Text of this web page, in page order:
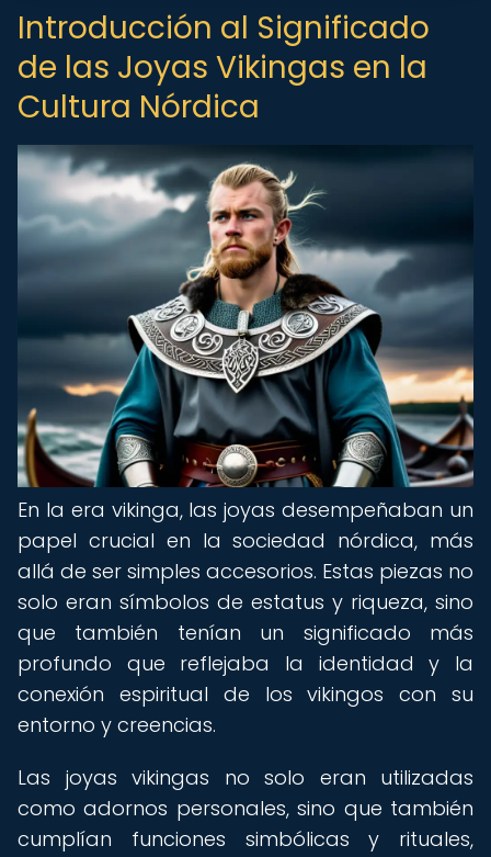
Introducción al Significado
de las Joyas Vikingas en la
Cultura Nórdica
En la era vikinga, las joyas desempeñaban un
papel crucial en la sociedad nórdica, más
allá de ser simples accesorios. Estas piezas no
solo eran símbolos de estatus y riqueza, sino
que también tenían un significado más
profundo que reflejaba la identidad y la
conexión espiritual de los vikingos con su
entorno y creencias.
Las joyas vikingas no solo eran utilizadas
como adornos personales, sino que también
cumplían funciones simbólicas y rituales,